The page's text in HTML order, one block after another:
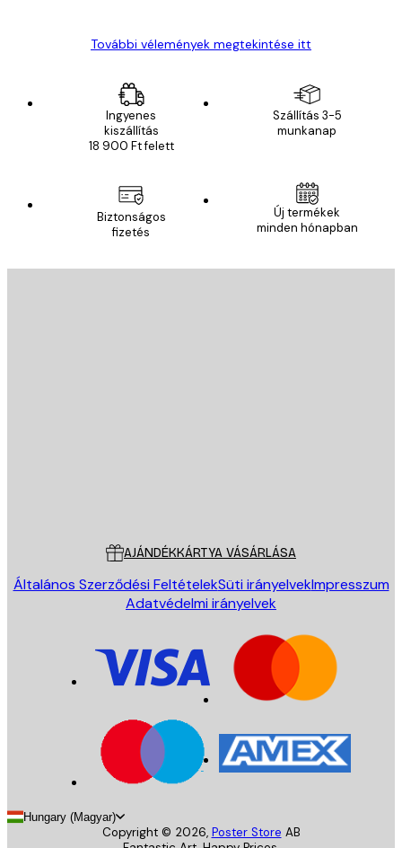
További vélemények megtekintése itt
Ingyenes
kiszállítás
18 900 Ft felett
Szállítás 3-5
munkanap
Biztonságos
fizetés
Új termékek
minden hónapban
AJÁNDÉKKÁRTYA VÁSÁRLÁSA
Általános Szerződési FeltételekSüti irányelvekImpresszum
Adatvédelmi irányelvek
Hungary (Magyar)
Copyright © 2026, Poster Store AB